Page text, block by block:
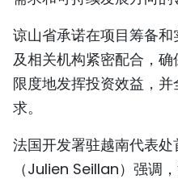
谅山省承诺在项目筹备
及相关机构紧密配合，
限度地发挥投资效益，
求。
法国开发署驻越南代表处
（Julien Seillan）强调